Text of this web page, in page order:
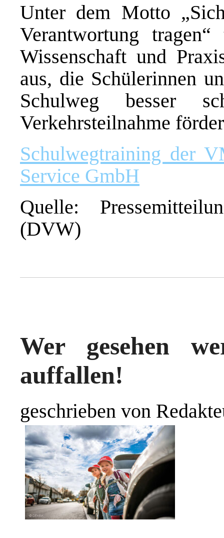
Unter dem Motto
Verantwortung
Wissenschaft und
aus, die Schülerinnen
Schulweg besser
Verkehrsteilnahme
Schulwegtraining der
Service GmbH
Quelle:
(DVW)
Wer gesehen
auffallen!
geschrieben von